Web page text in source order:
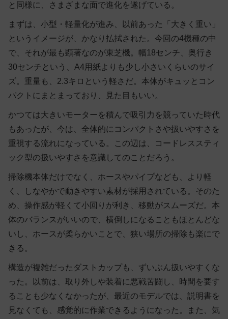
と同様に、さまざまな面で進化を遂げている。
まずは、小型・軽量化が進み、以前あった「大きく重い」
というイメージが、かなり払拭された。今回の4機種の中
で、それが最も顕著なのが東芝機。幅18センチ、奥行き
30センチという、A4用紙よりも少し小さいくらいのサイ
ズ。重量も、2.3キロという軽さだ。本体がキュッとコン
パクトにまとまっており、見た目もいい。
かつては大きいモーターを積んで吸引力を競っていた時代
もあったが、今は、全体的にコンパクトさや扱いやすさを
重視する流れになっている。この辺は、コードレススティ
ック型の扱いやすさを意識してのことだろう。
掃除機本体だけでなく、ホースやパイプなども、より軽
く、しなやかで動きやすい素材が採用されている。そのた
め、操作感が軽くて小回りが利き、移動がスムーズだ。本
体のバランスがいいので、横倒しになることもほとんどな
いし、ホースが柔らかいことで、狭い場所の掃除も楽にで
きる。
構造が複雑だったダストカップも、ずいぶん扱いやすくな
った。以前は、取り外しや装着に悪戦苦闘し、時間を要す
ることも少なくなかったが、最近のモデルでは、説明書を
見なくても、感覚的に作業できるようになった。また、気